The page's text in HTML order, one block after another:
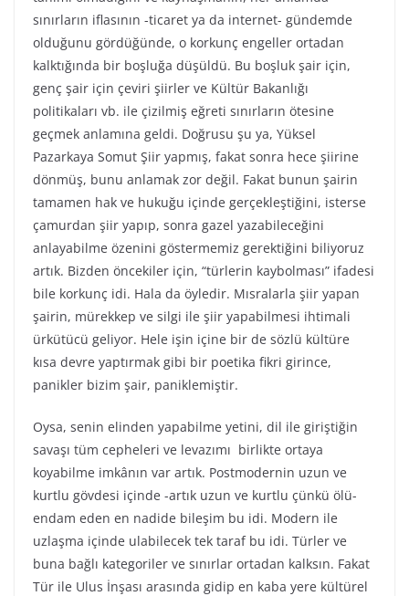
sınırların iflasının -ticaret ya da internet- gündemde
olduğunu gördüğünde, o korkunç engeller ortadan
kalktığında bir boşluğa düşüldü. Bu boşluk şair için,
genç şair için çeviri şiirler ve Kültür Bakanlığı
politikaları vb. ile çizilmiş eğreti sınırların ötesine
geçmek anlamına geldi. Doğrusu şu ya, Yüksel
Pazarkaya Somut Şiir yapmış, fakat sonra hece şiirine
dönmüş, bunu anlamak zor değil. Fakat bunun şairin
tamamen hak ve hukuğu içinde gerçekleştiğini, isterse
çamurdan şiir yapıp, sonra gazel yazabileceğini
anlayabilme özenini göstermemiz gerektiğini biliyoruz
artık. Bizden öncekiler için, “türlerin kaybolması” ifadesi
bile korkunç idi. Hala da öyledir. Mısralarla şiir yapan
şairin, mürekkep ve silgi ile şiir yapabilmesi ihtimali
ürkütücü geliyor. Hele işin içine bir de sözlü kültüre
kısa devre yaptırmak gibi bir poetika fikri girince,
panikler bizim şair, paniklemiştir.
Oysa, senin elinden yapabilme yetini, dil ile giriştiğin
savaşı tüm cepheleri ve levazımı birlikte ortaya
koyabilme imkânın var artık. Postmodernin uzun ve
kurtlu gövdesi içinde -artık uzun ve kurtlu çünkü ölü-
endam eden en nadide bileşim bu idi. Modern ile
uzlaşma içinde ulabilecek tek taraf bu idi. Türler ve
buna bağlı kategoriler ve sınırlar ortadan kalksın. Fakat
Tür ile Ulus İnşası arasında gidip en kaba yere kültürel